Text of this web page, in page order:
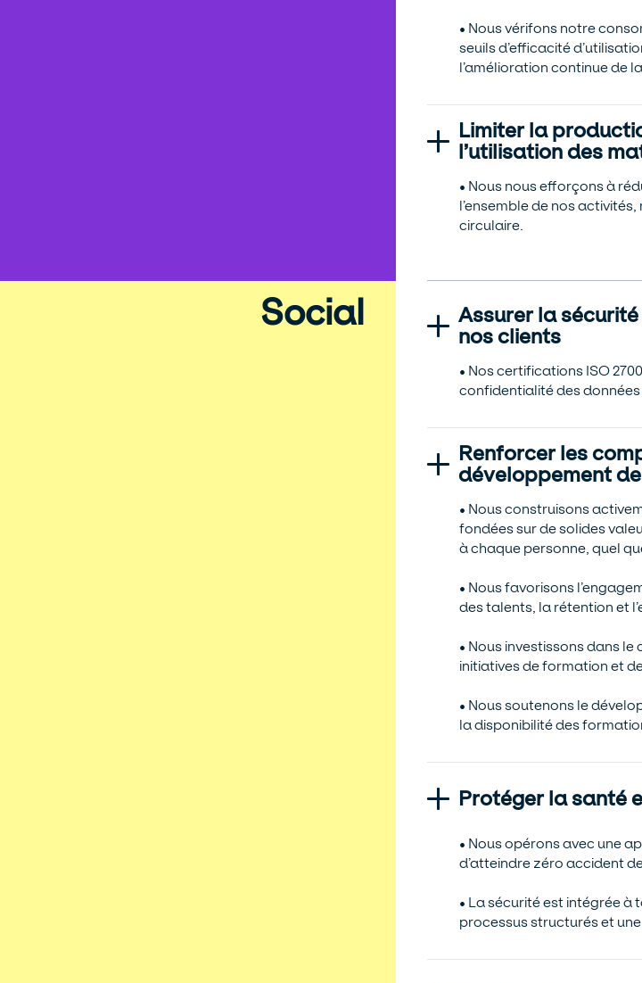
• Nous vérifons notre
seuils d’efficacité
l’amélioration continue de
Limiter la
l’utilisation des
• Nous nous efforçons à
l’ensemble de nos
circulaire.
Social
Assurer la
nos clients
• Nos certifications ISO
confidentialité des
Renforcer les
développement
• Nous construisons
fondées sur de solides
à chaque personne, quel
• Nous favorisons
des talents, la rétention et
• Nous investissons dans
initiatives de formation et
• Nous soutenons le
la disponibilité des
Protéger la santé
• Nous opérons avec une
d’atteindre zéro accident
• La sécurité est intégrée à
processus structurés et